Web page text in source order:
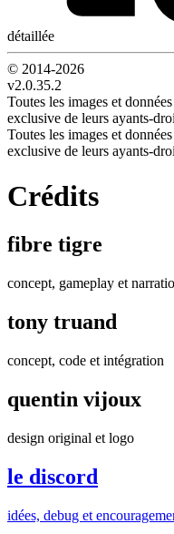
détaillée
© 2014-2026
v2.0.35.2
Toutes les images et
exclusive de leurs ayants-
Toutes les images et
exclusive de leurs ayants-
Crédits
fibre tigre
concept, gameplay et
tony truand
concept, code et intégration
quentin vijoux
design original et logo
le discord
idées, debug et